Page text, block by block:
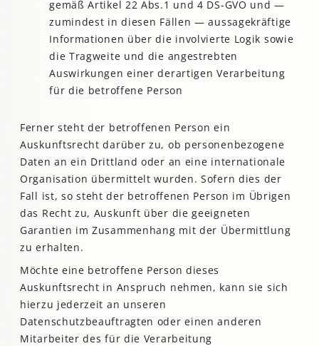
gemäß Artikel 22 Abs.1 und 4 DS-GVO und —
zumindest in diesen Fällen — aussagekräftige
Informationen über die involvierte Logik sowie
die Tragweite und die angestrebten
Auswirkungen einer derartigen Verarbeitung
für die betroffene Person
Ferner steht der betroffenen Person ein
Auskunftsrecht darüber zu, ob personenbezogene
Daten an ein Drittland oder an eine internationale
Organisation übermittelt wurden. Sofern dies der
Fall ist, so steht der betroffenen Person im Übrigen
das Recht zu, Auskunft über die geeigneten
Garantien im Zusammenhang mit der Übermittlung
zu erhalten.
Möchte eine betroffene Person dieses
Auskunftsrecht in Anspruch nehmen, kann sie sich
hierzu jederzeit an unseren
Datenschutzbeauftragten oder einen anderen
Mitarbeiter des für die Verarbeitung